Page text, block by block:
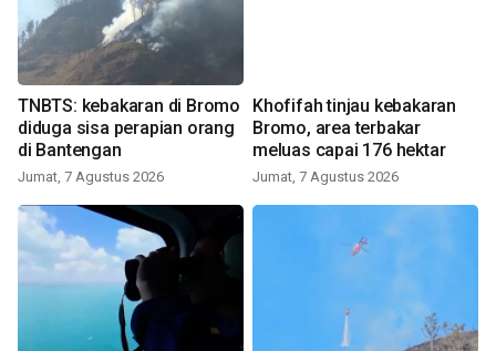
TNBTS: kebakaran di Bromo
diduga sisa perapian orang
di Bantengan
Jumat, 7 Agustus 2026
Khofifah tinjau kebakaran
Bromo, area terbakar
meluas capai 176 hektar
Jumat, 7 Agustus 2026